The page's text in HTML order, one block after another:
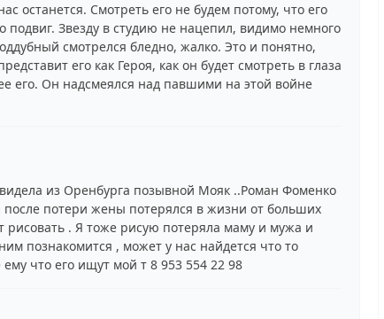
останется. Смотреть его не будем потому, что его
Звезду в студию не нацепил, видимо немного
смотрелся бледно, жалко. Это и понятно,
его как Героя, как он будет смотреть в глаза
его. Он надсмеялся над павшими на этой войне
из Оренбурга позывной Мояк ..Роман Фоменко
потери жены потерялся в жизни от больших
. Я тоже рисую потеряла маму и мужа и
познакомится , может у нас найдется что то
что его ищут мой т 8 953 554 22 98